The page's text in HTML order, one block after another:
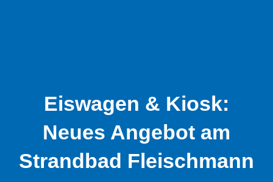
Eiswagen & Kiosk:
Neues Angebot am
Strandbad Fleischmann